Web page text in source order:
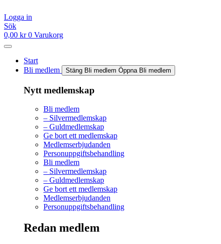
till
innehåll
Logga in
Sök
0,00 kr 0 Varukorg
Start
Bli medlem
Stäng Bli medlem Öppna Bli medlem
Nytt medlemskap
Bli medlem
– Silvermedlemskap
– Guldmedlemskap
Ge bort ett medlemskap
Medlemserbjudanden
Personuppgiftsbehandling
Bli medlem
– Silvermedlemskap
– Guldmedlemskap
Ge bort ett medlemskap
Medlemserbjudanden
Personuppgiftsbehandling
Redan medlem